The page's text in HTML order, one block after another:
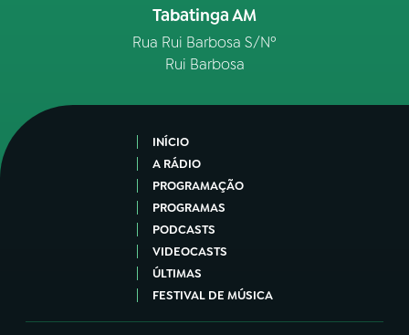
Tabatinga AM
Rua Rui Barbosa S/Nº
Rui Barbosa
INÍCIO
A RÁDIO
PROGRAMAÇÃO
PROGRAMAS
PODCASTS
VIDEOCASTS
ÚLTIMAS
FESTIVAL DE MÚSICA